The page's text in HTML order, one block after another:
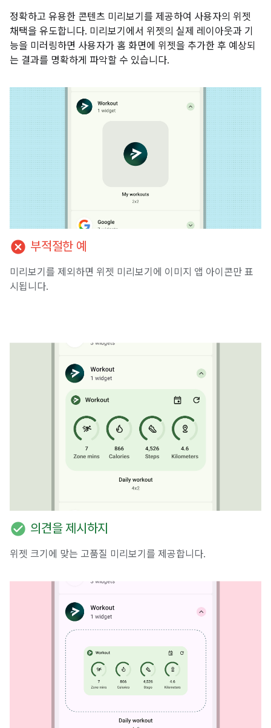
정확하고 유용한 콘텐츠 미리보기를 제공하여 사용자의 위젯
채택을 유도합니다. 미리보기에서 위젯의 실제 레이아웃과 기
능을 미러링하면 사용자가 홈 화면에 위젯을 추가한 후 예상되
는 결과를 명확하게 파악할 수 있습니다.
cancel 부적절한 예
미리보기를 제외하면 위젯 미리보기에 이미지 앱 아이콘만 표
시됩니다.
check_circle 의견을 제시하지
위젯 크기에 맞는 고품질 미리보기를 제공합니다.